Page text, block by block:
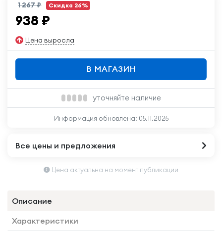
1 267 ₽ Скидка 26%
938 ₽
Цена выросла
В МАГАЗИН
уточняйте наличие
Информация обновлена: 05.11.2025
Все цены и предложения
Цена актуальна на момент публикации
Описание
Характеристики